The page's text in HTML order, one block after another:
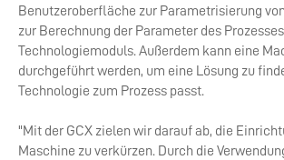
Benutzeroberfläche zur Parametrisierung
zur Berechnung der Parameter des
Technologiemoduls. Außerdem kann eine
durchgeführt werden, um eine Lösung zu
Technologie zum Prozess passt.
"Mit der GCX zielen wir darauf ab, die
Maschine zu verkürzen. Durch die